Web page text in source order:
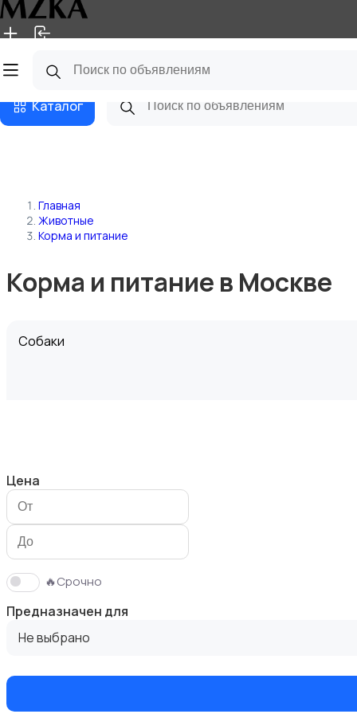
Главная Магазины
Каталог
Главная
Животные
Корма и питание
Корма и питание в Москве
Собаки
Птицы
Цена
🔥Срочно
Предназначен для
Не выбрано